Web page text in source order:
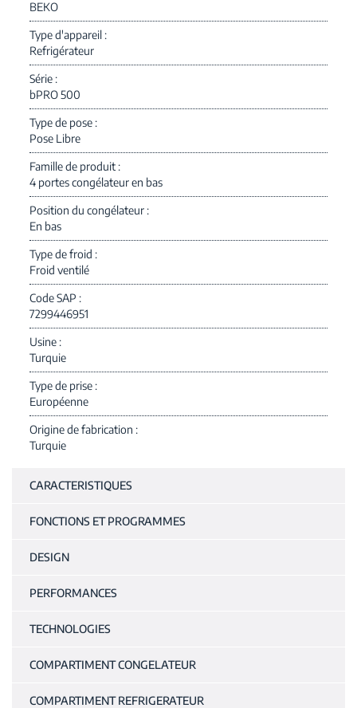
BEKO
Type d'appareil
Refrigérateur
Série
bPRO 500
Type de pose
Pose Libre
Famille de produit
4 portes congélateur en bas
Position du congélateur
En bas
Type de froid
Froid ventilé
Code SAP
7299446951
Usine
Turquie
Type de prise
Européenne
Origine de fabrication
Turquie
CARACTERISTIQUES
FONCTIONS ET PROGRAMMES
DESIGN
PERFORMANCES
TECHNOLOGIES
COMPARTIMENT CONGELATEUR
COMPARTIMENT REFRIGERATEUR